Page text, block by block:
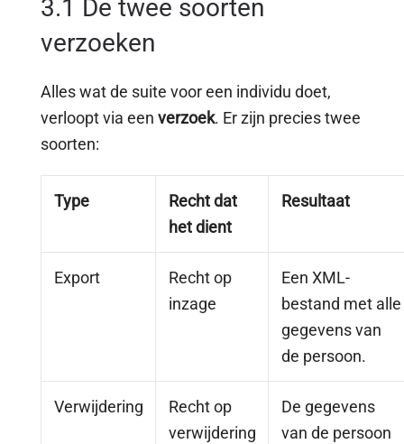
3.1 De twee soorten
verzoeken
Alles wat de suite voor een individu doet,
verloopt via een verzoek. Er zijn precies twee
soorten:
Type
Recht dat
het dient
Resultaat
Export
Recht op
inzage
Een XML-
bestand met alle
gegevens van
de persoon.
Verwijdering
Recht op
verwijdering
De gegevens
van de persoon